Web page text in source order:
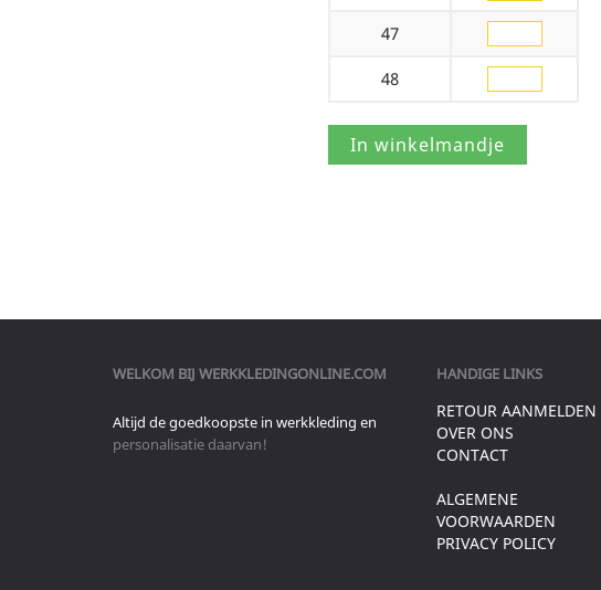
47
48
WELKOM BIJ WERKKLEDINGONLINE.COM
Altijd de goedkoopste in werkkleding en
personalisatie daarvan!
HANDIGE LINKS
RETOUR AANMELDEN
OVER ONS
CONTACT
ALGEMENE
VOORWAARDEN
PRIVACY POLICY